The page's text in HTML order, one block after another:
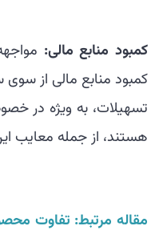
کمبود منابع مالی:
کمبود منابع مالی از سوی
تسهیلات، به ویژه در
هستند، از جمله معایب
مقاله مرتبط: تفاوت